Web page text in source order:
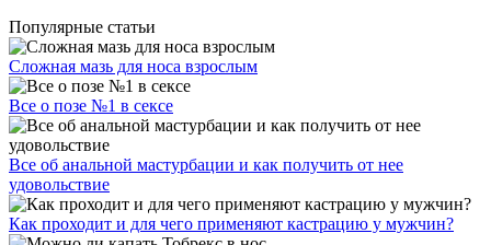
Популярные статьи
Сложная мазь для носа взрослым
Все о позе №1 в сексе
Все об анальной мастурбации и как получить от нее
удовольствие
Как проходит и для чего применяют кастрацию у мужчин?